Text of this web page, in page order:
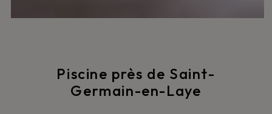
Piscine près de Saint-
Germain-en-Laye